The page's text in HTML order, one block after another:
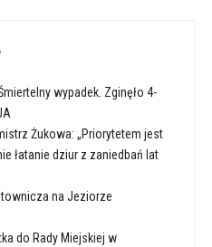
wypadek. Zginęło 4-
Żukowa: „Priorytetem jest
łatanie dziur z zaniedbań lat
na Jeziorze
do Rady Miejskiej w